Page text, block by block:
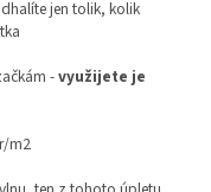
jen tolik, kolik
-využijete je
m2